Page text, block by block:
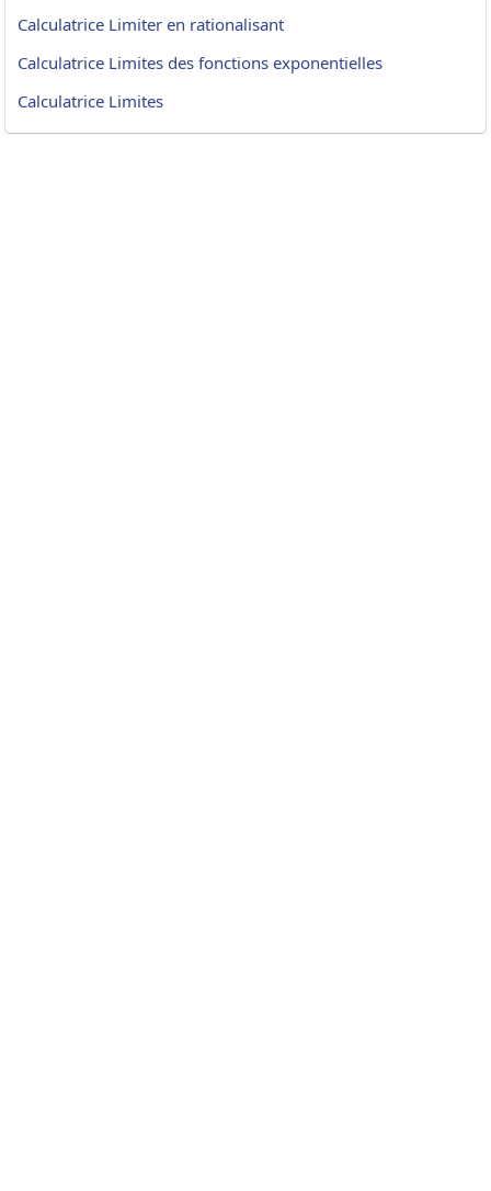
Calculatrice Limiter en rationalisant
Calculatrice Limites des fonctions exponentielles
Calculatrice Limites